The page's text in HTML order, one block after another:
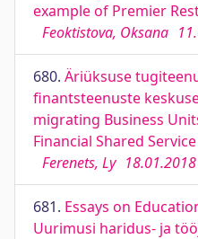
example of Premier
Feoktistova, Oksana
680. Äriüksuse
finantsteenuste
migrating Business
Financial Shared
Ferenets, Ly 18.01.2018
681. Essays on
Uurimusi haridus- ja